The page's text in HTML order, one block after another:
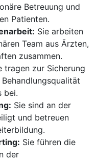
Betreuung und
Patienten.
Sie arbeiten
Team aus Ärzten,
zusammen.
tragen zur Sicherung
bei.
Sie sind an der
und betreuen
Sie führen die
der